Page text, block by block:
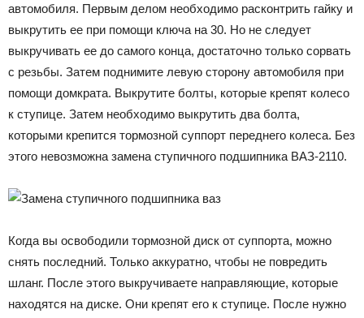
автомобиля. Первым делом необходимо расконтрить гайку и
выкрутить ее при помощи ключа на 30. Но не следует
выкручивать ее до самого конца, достаточно только сорвать
с резьбы. Затем поднимите левую сторону автомобиля при
помощи домкрата. Выкрутите болты, которые крепят колесо
к ступице. Затем необходимо выкрутить два болта,
которыми крепится тормозной суппорт переднего колеса. Без
этого невозможна замена ступичного подшипника ВАЗ-2110.
Когда вы освободили тормозной диск от суппорта, можно
снять последний. Только аккуратно, чтобы не повредить
шланг. После этого выкручиваете направляющие, которые
находятся на диске. Они крепят его к ступице. После нужно